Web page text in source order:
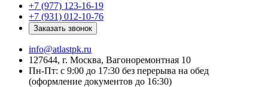
+7 (977) 123-16-19
+7 (931) 012-10-76
Заказать звонок
info@atlastpk.ru
127644, г. Москва, Вагоноремонтная 10
Пн-Пт: с 9:00 до 17:30 без перерыва на обед
(оформление документов до 16:30)